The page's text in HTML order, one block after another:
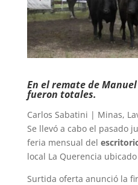
En el remate de
fueron totales.
Carlos Sabatini | Minas,
Se llevó a cabo el pasado
feria mensual del
local La Querencia
Surtida oferta anunció la